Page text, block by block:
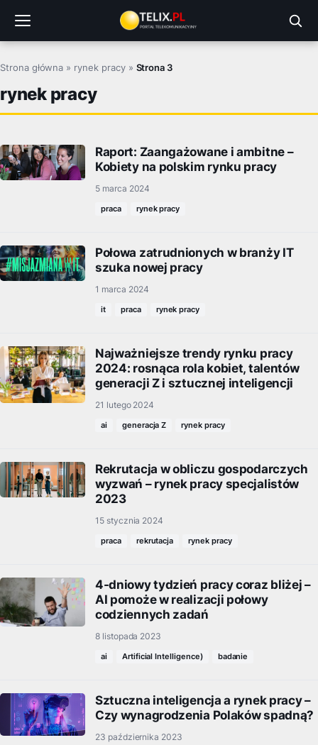
treści
Strona główna » rynek pracy» Strona 3
rynek pracy
Raport: Zaangażowane i ambitne –
Kobiety na polskim rynku pracy
5 marca 2024
praca rynek pracy
Połowa zatrudnionych w branży IT
szuka nowej pracy
1 marca 2024
it praca rynek pracy
Najważniejsze trendy rynku pracy
2024: rosnąca rola kobiet, talentów
generacji Z i sztucznej inteligencji
21 lutego 2024
ai generacja Z rynek pracy
Rekrutacja w obliczu gospodarczych
wyzwań – rynek pracy specjalistów
2023
15 stycznia 2024
praca rekrutacja rynek pracy
4-dniowy tydzień pracy coraz bliżej –
AI pomoże w realizacji połowy
codziennych zadań
8 listopada 2023
ai Artificial Intelligence) badanie
Sztuczna inteligencja a rynek pracy –
Czy wynagrodzenia Polaków spadną?
23 października 2023